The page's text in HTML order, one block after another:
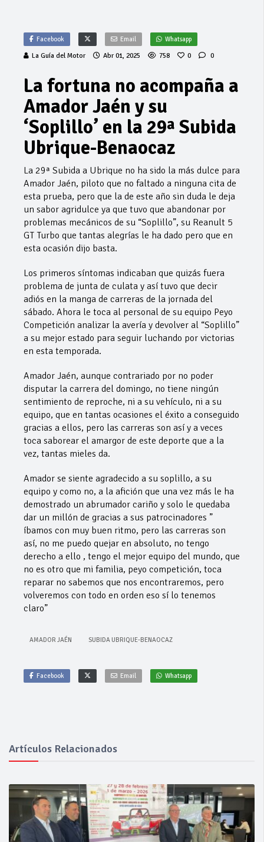
Facebook Email Whatsapp
La Guía del Motor Abr 01, 2025 758 0 0
La fortuna no acompaña a
Amador Jaén y su
‘Soplillo’ en la 29ª Subida
Ubrique-Benaocaz
La 29ª Subida a Ubrique no ha sido la más dulce para
Amador Jaén, piloto que no faltado a ninguna cita de
esta prueba, pero que la de este año sin duda le deja
un sabor agridulce ya que tuvo que abandonar por
problemas mecánicos de su “Soplillo”, su Reanult 5
GT Turbo que tantas alegrías le ha dado pero que en
esta ocasión dijo basta.
Los primeros síntomas indicaban que quizás fuera
problema de junta de culata y así tuvo que decir
adiós en la manga de carreras de la jornada del
sábado. Ahora le toca al personal de su equipo Peyo
Competición analizar la avería y devolver al “Soplillo”
a su mejor estado para seguir luchando por victorias
en esta temporada.
Amador Jaén, aunque contrariado por no poder
disputar la carrera del domingo, no tiene ningún
sentimiento de reproche, ni a su vehículo, ni a su
equipo, que en tantas ocasiones el éxito a conseguido
gracias a ellos, pero las carreras son así y a veces
toca saborear el amargor de este deporte que a la
vez, tantas mieles da.
Amador se siente agradecido a su soplillo, a su
equipo y como no, a la afición que una vez más le ha
demostrado un abrumador cariño y solo le quedaba
dar un millón de gracias a sus patrocinadores ”
íbamos con muy buen ritmo, pero las carreras son
así, no me puedo quejar en absoluto, no tengo
derecho a ello , tengo el mejor equipo del mundo, que
no es otro que mi familia, peyo competición, toca
reparar no sabemos que nos encontraremos, pero
volveremos con todo en orden eso sí lo tenemos
claro”
AMADOR JAÉN SUBIDA UBRIQUE-BENAOCAZ
Facebook Email Whatsapp
Artículos Relacionados